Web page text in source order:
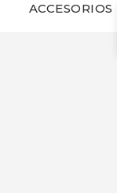
ACCESORIOS